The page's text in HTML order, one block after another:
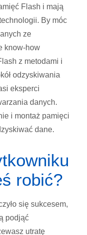
Flash i mają
By móc
ze
know-how
z metodami i
odzyskiwania
eksperci
danych.
i montaż pamięci
dane.
robić?
się sukcesem,
podjąć
utratę